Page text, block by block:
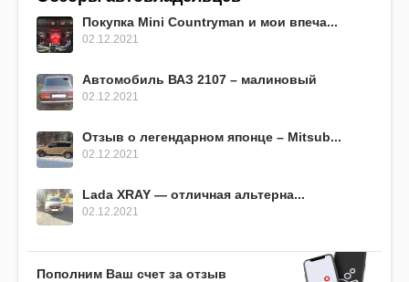
Покупка Mini Countryman и мои впеча...
02.12.2021
Автомобиль ВАЗ 2107 – малиновый
02.12.2021
Отзыв о легендарном японце – Mitsub...
02.12.2021
Lada XRAY — отличная альтерна...
02.12.2021
Пополним Ваш счет за отзыв